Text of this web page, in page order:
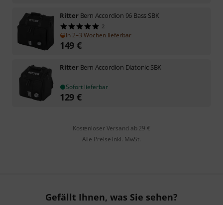
Ritter Bern Accordion 96 Bass SBK
2
In 2–3 Wochen lieferbar
149 €
Ritter Bern Accordion Diatonic SBK
Sofort lieferbar
129 €
Kostenloser Versand ab 29 €
Alle Preise inkl. MwSt.
Gefällt Ihnen, was Sie sehen?